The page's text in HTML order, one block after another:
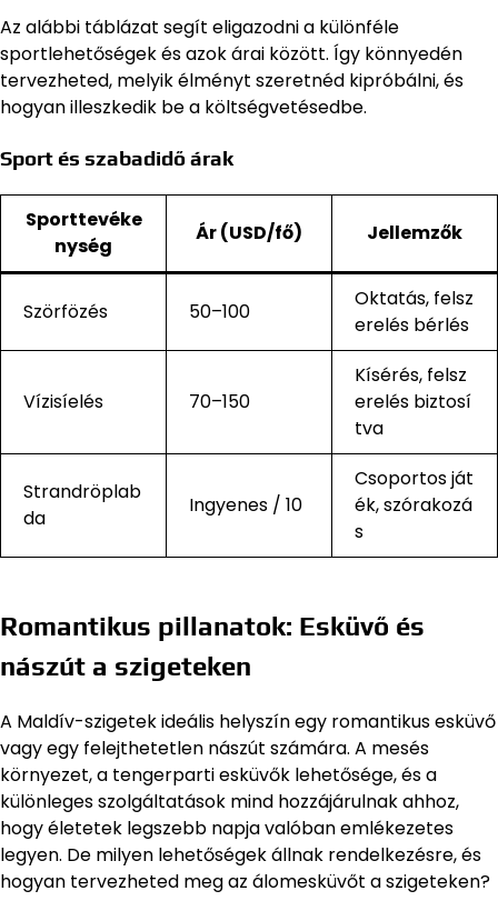
Az alábbi táblázat segít eligazodni a különféle
sportlehetőségek és azok árai között. Így könnyedén
tervezheted, melyik élményt szeretnéd kipróbálni, és
hogyan illeszkedik be a költségvetésedbe.
Sport és szabadidő árak
Sporttevéke
nység
Ár (USD/fő) Jellemzők
Szörfözés 50–100
Oktatás, felsz
erelés bérlés
Vízisíelés 70–150
Kísérés, felsz
erelés biztosí
tva
Strandröplab
da
Ingyenes / 10
Csoportos ját
ék, szórakozá
s
Romantikus pillanatok: Esküvő és
nászút a szigeteken
A Maldív-szigetek ideális helyszín egy romantikus esküvő
vagy egy felejthetetlen nászút számára. A mesés
környezet, a tengerparti esküvők lehetősége, és a
különleges szolgáltatások mind hozzájárulnak ahhoz,
hogy életetek legszebb napja valóban emlékezetes
legyen. De milyen lehetőségek állnak rendelkezésre, és
hogyan tervezheted meg az álomesküvőt a szigeteken?